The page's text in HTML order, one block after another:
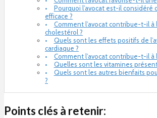
Pourquoi l’avocat est-il considéré
efficace ?
Comment l’avocat contribue-t-il à
cholestérol ?
Quels sont les effets positifs de
cardiaque ?
Comment l’avocat contribue-t-il à
Quelles sont les vitamines
Quels sont les autres bienfaits
?
Points clés à retenir: